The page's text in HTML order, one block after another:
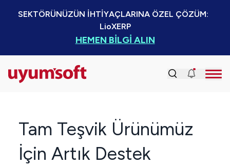
SEKTÖRÜNÜZÜN İHTİYAÇLARINA ÖZEL ÇÖZÜM:
LioXERP
HEMEN BİLGİ ALIN
Tam Teşvik Ürünümüz
İçin Artık Destek